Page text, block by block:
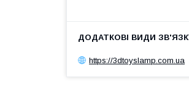
https://3dtoyslamp.com.ua